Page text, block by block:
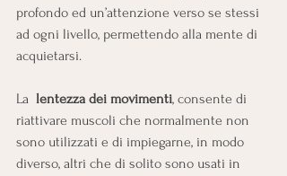
profondo ed un’attenzione verso se stessi
ad ogni livello, permettendo alla mente di
acquietarsi.
La lentezza dei movimenti, consente di
riattivare muscoli che normalmente non
sono utilizzati e di impiegarne, in modo
diverso, altri che di solito sono usati in